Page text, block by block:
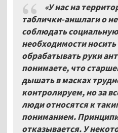
«У нас на
таблички-аншлаги о
соблюдать
необходимости
обрабатывать руки
понимаете, что
дышать в масках
контролируем, но за
люди относятся к
пониманием.
отказывается. У